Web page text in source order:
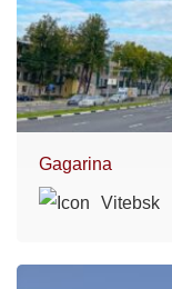
Gagarina
Vitebsk